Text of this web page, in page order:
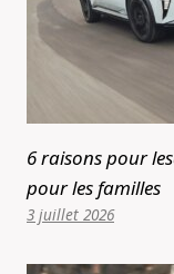
6 raisons pour
pour les familles
3 juillet 2026